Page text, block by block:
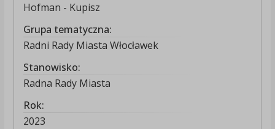
Hofman - Kupisz
Grupa tematyczna:
Radni Rady Miasta Włocławek
Stanowisko:
Radna Rady Miasta
Rok:
2023